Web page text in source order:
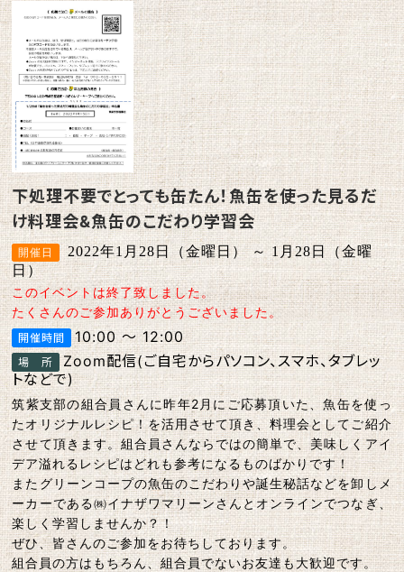
下処理不要でとっても缶たん！魚缶を使った見るだ
け料理会&魚缶のこだわり学習会
2022年1月28日（金曜日） ～ 1月28日（金曜
日）
このイベントは終了致しました。
たくさんのご参加ありがとうございました。
10:00 ～ 12:00
Zoom配信(ご自宅からパソコン、スマホ、タブレッ
トなどで)
筑紫支部の組合員さんに昨年2月にご応募頂いた、魚缶を使っ
たオリジナルレシピ！を活用させて頂き、料理会としてご紹介
させて頂きます。組合員さんならではの簡単で、美味しくアイ
デア溢れるレシピはどれも参考になるものばかりです！
またグリーンコープの魚缶のこだわりや誕生秘話などを卸しメ
ーカーである㈱イナザワマリーンさんとオンラインでつなぎ、
楽しく学習しませんか？！
ぜひ、皆さんのご参加をお待ちしております。
組合員の方はもちろん、組合員でないお友達も大歓迎です。